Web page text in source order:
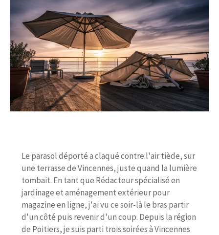
Le parasol déporté a claqué contre l'air tiède, sur
une terrasse de Vincennes, juste quand la lumière
tombait. En tant que Rédacteur spécialisé en
jardinage et aménagement extérieur pour
magazine en ligne, j'ai vu ce soir-là le bras partir
d'un côté puis revenir d'un coup. Depuis la région
de Poitiers, je suis parti trois soirées à Vincennes